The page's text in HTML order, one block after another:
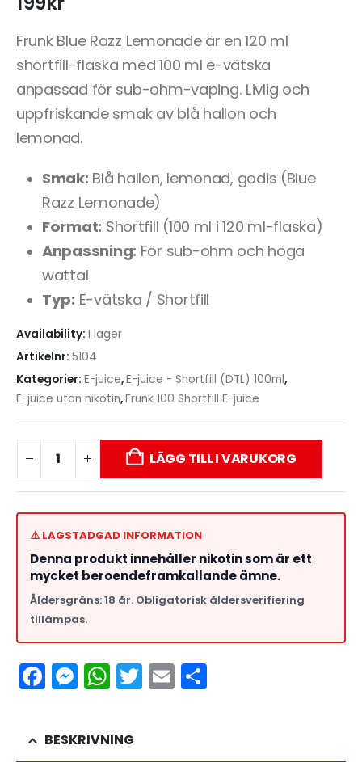
Frunk Blue Razz Lemonade är en 120 ml
shortfill-flaska med 100 ml e-vätska
anpassad för sub-ohm-vaping. Livlig och
uppfriskande smak av blå hallon och
lemonad.
Smak: Blå hallon, lemonad, godis (Blue
Razz Lemonade)
Format: Shortfill (100 ml i 120 ml-flaska)
Anpassning: För sub-ohm och höga
wattal
Typ: E-vätska / Shortfill
Availability: I lager
Artikelnr: 5104
Kategorier: E-juice,E-juice - Shortfill (DTL) 100ml,
E-juice utan nikotin,Frunk 100 Shortfill E-juice
LÄGG TILL I VARUKORG
⚠️ LAGSTADGAD INFORMATION
Denna produkt innehåller nikotin som är ett
mycket beroendeframkallande ämne.
Åldersgräns: 18 år. Obligatorisk åldersverifiering
tillämpas.
Facebook
Messenger
WhatsApp
Twitter
Email
BESKRIVNING